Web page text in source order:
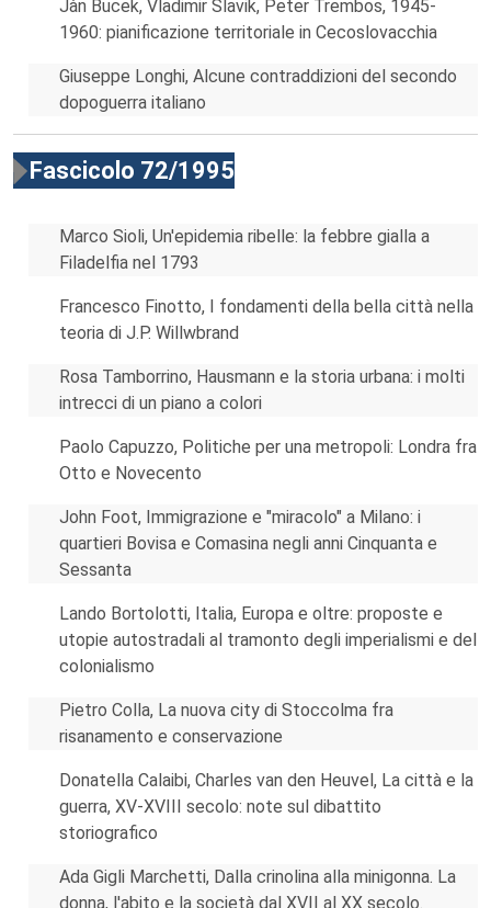
Jàn Bucek, Vladimir Slavik, Peter Trembos, 1945-
1960: pianificazione territoriale in Cecoslovacchia
Giuseppe Longhi, Alcune contraddizioni del secondo
dopoguerra italiano
Fascicolo 72/1995
Marco Sioli, Un'epidemia ribelle: la febbre gialla a
Filadelfia nel 1793
Francesco Finotto, I fondamenti della bella città nella
teoria di J.P. Willwbrand
Rosa Tamborrino, Hausmann e la storia urbana: i molti
intrecci di un piano a colori
Paolo Capuzzo, Politiche per una metropoli: Londra fra
Otto e Novecento
John Foot, Immigrazione e "miracolo" a Milano: i
quartieri Bovisa e Comasina negli anni Cinquanta e
Sessanta
Lando Bortolotti, Italia, Europa e oltre: proposte e
utopie autostradali al tramonto degli imperialismi e del
colonialismo
Pietro Colla, La nuova city di Stoccolma fra
risanamento e conservazione
Donatella Calaibi, Charles van den Heuvel, La città e la
guerra, XV-XVIII secolo: note sul dibattito
storiografico
Ada Gigli Marchetti, Dalla crinolina alla minigonna. La
donna, l'abito e la società dal XVII al XX secolo.